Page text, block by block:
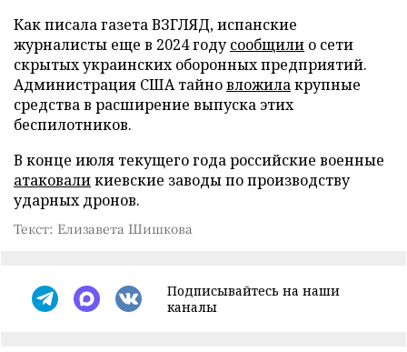
Как писала газета ВЗГЛЯД, испанские
журналисты еще в 2024 годусообщили о сети
скрытых украинских оборонных предприятий.
Администрация США тайновложилакрупные
средства в расширение выпуска этих
беспилотников.
В конце июля текущего года российские военные
атаковаликиевские заводы по производству
ударных дронов.
Текст: Елизавета Шишкова
Подписывайтесь на наши
каналы